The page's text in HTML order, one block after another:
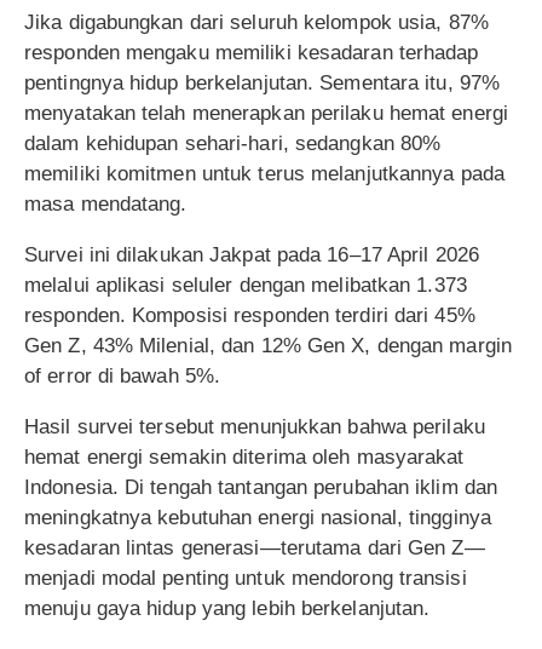
Jika digabungkan dari seluruh kelompok usia, 87%
responden mengaku memiliki kesadaran terhadap
pentingnya hidup berkelanjutan. Sementara itu, 97%
menyatakan telah menerapkan perilaku hemat energi
dalam kehidupan sehari-hari, sedangkan 80%
memiliki komitmen untuk terus melanjutkannya pada
masa mendatang.
Survei ini dilakukan Jakpat pada 16–17 April 2026
melalui aplikasi seluler dengan melibatkan 1.373
responden. Komposisi responden terdiri dari 45%
Gen Z, 43% Milenial, dan 12% Gen X, dengan margin
of error di bawah 5%.
Hasil survei tersebut menunjukkan bahwa perilaku
hemat energi semakin diterima oleh masyarakat
Indonesia. Di tengah tantangan perubahan iklim dan
meningkatnya kebutuhan energi nasional, tingginya
kesadaran lintas generasi—terutama dari Gen Z—
menjadi modal penting untuk mendorong transisi
menuju gaya hidup yang lebih berkelanjutan.